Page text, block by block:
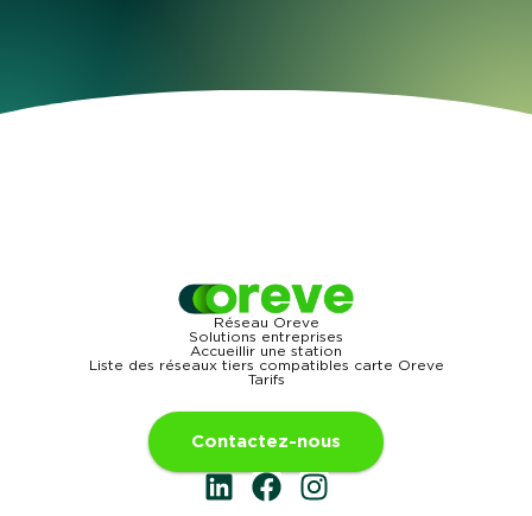
Réseau Oreve
Solutions entreprises
Accueillir une station
Liste des réseaux tiers compatibles carte Oreve
Tarifs
Contactez-nous
L
F
I